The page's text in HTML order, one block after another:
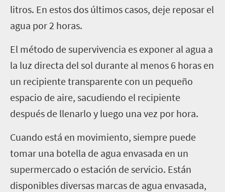
litros. En estos dos últimos casos, deje reposar el
agua por 2 horas.
El método de supervivencia es exponer al agua a
la luz directa del sol durante al menos 6 horas en
un recipiente transparente con un pequeño
espacio de aire, sacudiendo el recipiente
después de llenarlo y luego una vez por hora.
Cuando está en movimiento, siempre puede
tomar una botella de agua envasada en un
supermercado o estación de servicio. Están
disponibles diversas marcas de agua envasada,